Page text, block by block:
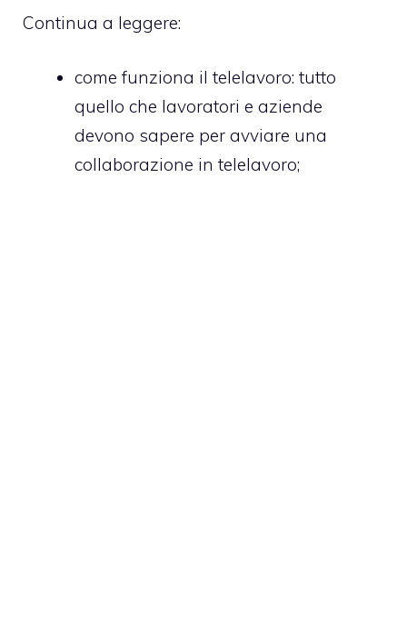
Continua a leggere:
come funziona il telelavoro: tutto
quello che lavoratori e aziende
devono sapere per avviare una
collaborazione in telelavoro;